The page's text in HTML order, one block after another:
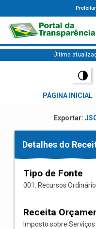
Última
PÁGINA INICIAL
Exportar:
Detalhes do
Tipo de Fonte
001: Recursos
Receita
Imposto sobre